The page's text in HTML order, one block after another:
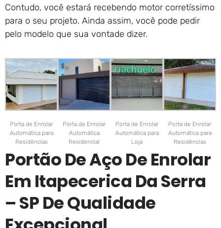
Contudo, você estará recebendo motor corretíssimo
para o seu projeto. Ainda assim, você pode pedir
pelo modelo que sua vontade dizer.
Porta de Enrolar
Automática para
Residências
Porta de Enrolar
Automática
Residencial
Porta de Enrolar
Automática para
Loja
Porta de Enrolar
Automática para
Residências
Portão De Aço De Enrolar
Em Itapecerica Da Serra
– SP De Qualidade